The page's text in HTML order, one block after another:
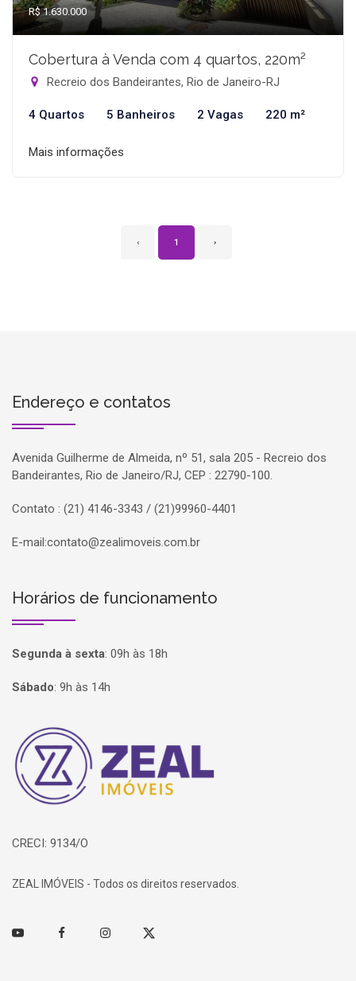
R$ 1.630.000
Cobertura à Venda com 4 quartos, 220m²
Recreio dos Bandeirantes, Rio de Janeiro-RJ
4 Quartos 5 Banheiros 2 Vagas 220 m²
Mais informações
‹ 1 ›
Endereço e contatos
Avenida Guilherme de Almeida, nº 51, sala 205 - Recreio dos
Bandeirantes, Rio de Janeiro/RJ, CEP : 22790-100.
Contato : (21) 4146-3343 / (21)99960-4401
E-mail:contato@zealimoveis.com.br
Horários de funcionamento
Segunda à sexta: 09h às 18h
Sábado: 9h às 14h
Página inicial
CRECI: 9134/O
ZEAL IMÓVEIS - Todos os direitos reservados.
Youtube FacebookInstagramTwitter